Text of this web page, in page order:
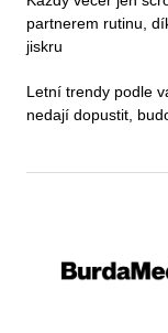
partnerem rutinu,
jiskru
Letní trendy podle
nedají dopustit,